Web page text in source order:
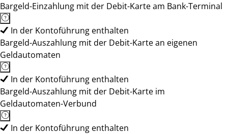
Bargeld-Einzahlung mit der Debit-Karte am Bank-Terminal
In der Kontoführung enthalten
Bargeld-Auszahlung mit der Debit-Karte an eigenen
Geldautomaten
In der Kontoführung enthalten
Bargeld-Auszahlung mit der Debit-Karte im
Geldautomaten-Verbund
In der Kontoführung enthalten